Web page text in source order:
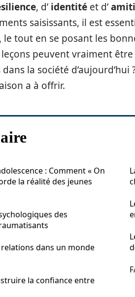
, d’ identité et d’
saisissants, il est
le tout en se posant les
leçons peuvent vraiment
la société
a à offrir.
: Comment « On
la réalité des jeunes
des
dans un monde
la confiance entre